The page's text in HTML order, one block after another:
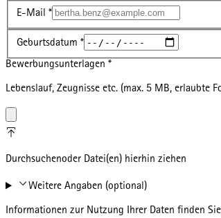
E-Mail *
Geburtsdatum *
Bewerbungsunterlagen *
Lebenslauf, Zeugnisse etc. (max. 5 MB, erlaubte
Durchsuchenoder Datei(en) hierhin ziehen
Weitere Angaben (optional)
Informationen zur Nutzung Ihrer Daten finden